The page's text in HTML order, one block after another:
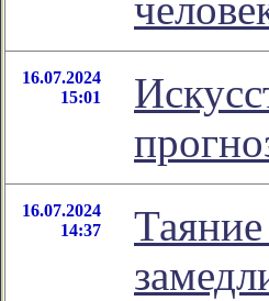
16.07.2024
15:01
16.07.2024
14:37